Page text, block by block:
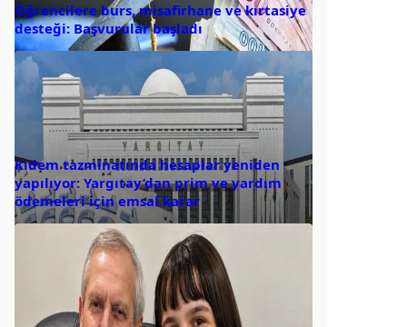
Öğrencilere burs, misafirhane ve kırtasiye
desteği: Başvurular başladı
Kıdem tazminatında hesaplar yeniden
yapılıyor: Yargıtay’dan prim ve yardım
ödemeleri için emsal karar